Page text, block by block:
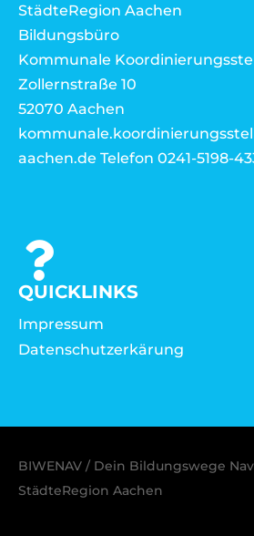
StädteRegion Aachen
Bildungsbüro
Kommunale
Zollernstraße 10
52070 Aachen
aachen.de Telefon 0241-5198-
QUICKLINKS
Impressum
Datenschutzerkärung
BIWENAV / Dein Bildungswege
StädteRegion Aachen